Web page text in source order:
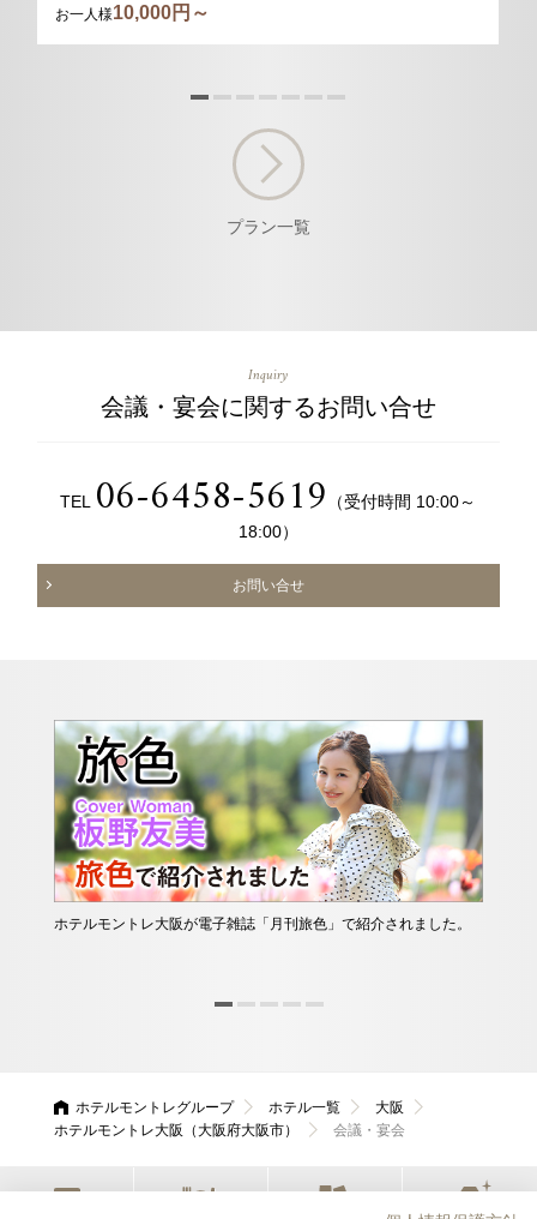
お一人様10,000円～
プラン一覧
Inquiry
会議・宴会に関するお問い合せ
TEL 06-6458-5619
（受付時間 10:00～
18:00）
お問い合せ
ホテルモントレ大阪が電子雑誌「月刊旅色」で紹介されました。
ホテルモントレグループ ホテル一覧
大阪
ホテルモントレ大阪（大阪府大阪市）
会議・宴会